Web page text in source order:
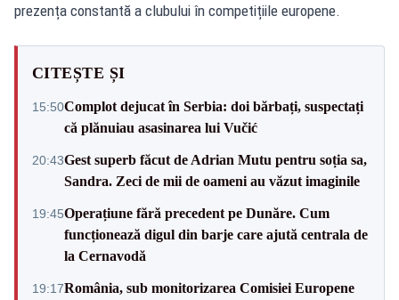
prezența constantă a clubului în competițiile europene.
CITEȘTE ȘI
15:50Complot dejucat în Serbia: doi bărbați, suspectați
că plănuiau asasinarea lui Vučić
20:43Gest superb făcut de Adrian Mutu pentru soția sa,
Sandra. Zeci de mii de oameni au văzut imaginile
19:45Operațiune fără precedent pe Dunăre. Cum
funcționează digul din barje care ajută centrala de
la Cernavodă
19:17România, sub monitorizarea Comisiei Europene